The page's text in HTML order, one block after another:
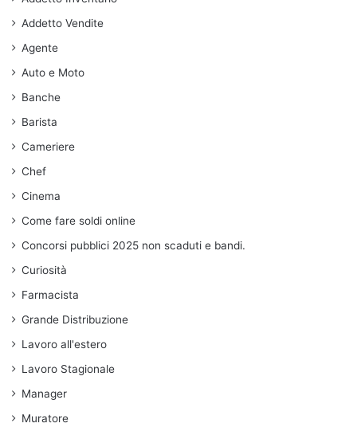
Addetto Vendite
Agente
Auto e Moto
Banche
Barista
Cameriere
Chef
Cinema
Come fare soldi online
Concorsi pubblici 2025 non scaduti e bandi.
Curiosità
Farmacista
Grande Distribuzione
Lavoro all'estero
Lavoro Stagionale
Manager
Muratore